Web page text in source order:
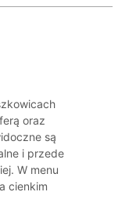
oraz
są
i przede
W menu
cienkim